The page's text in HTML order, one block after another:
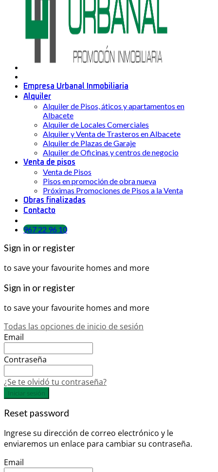
Empresa Urbanal Inmobiliaria
Alquiler
Alquiler de Pisos, áticos y apartamentos en
Albacete
Alquiler de Locales Comerciales
Alquiler y Venta de Trasteros en Albacete
Alquiler de Plazas de Garaje
Alquiler de Oficinas y centros de negocio
Venta de pisos
Venta de Pisos
Pisos en promoción de obra nueva
Próximas Promociones de Pisos a la Venta
Obras finalizadas
Contacto
967 22 96 10
Sign in or register
to save your favourite homes and more
Sign in or register
to save your favourite homes and more
Todas las opciones de inicio de sesión
Email
Contraseña
¿Se te olvidó tu contraseña?
Iniciar sesión
Reset password
Ingrese su dirección de correo electrónico y le
enviaremos un enlace para cambiar su contraseña.
Email